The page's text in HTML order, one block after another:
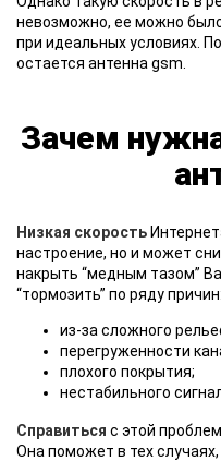
невозможно, ее можно
при идеальных условиях.
остается антенна gsm.
Зачем
Низкая скорость
настроение, но и может
накрыть “медным тазом”
“тормозить” по ряду причин:
из-за сложного
перегруженности
плохого покрытия;
нестабильного
Справиться с этой
Она поможет в тех